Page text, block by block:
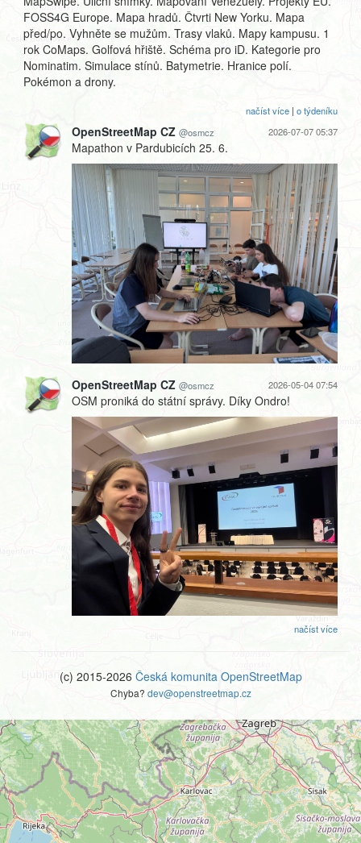
FOSS4G Europe. Mapa hradů. Čtvrti New Yorku. Mapa
před/po. Vyhněte se mužům. Trasy vlaků. Mapy kampusu. 1
rok CoMaps. Golfová hřiště. Schéma pro iD. Kategorie pro
Nominatim. Simulace stínů. Batymetrie. Hranice polí.
Pokémon a drony.
načíst více | o týdeníku
2026-07-07 05:37
OpenStreetMap CZ @osmcz
Mapathon v Pardubicích 25. 6.
2026-05-04 07:54
OpenStreetMap CZ @osmcz
OSM proniká do státní správy. Díky Ondro!
načíst více
(c) 2015-2026 Česká komunita OpenStreetMap
Chyba? dev@openstreetmap.cz